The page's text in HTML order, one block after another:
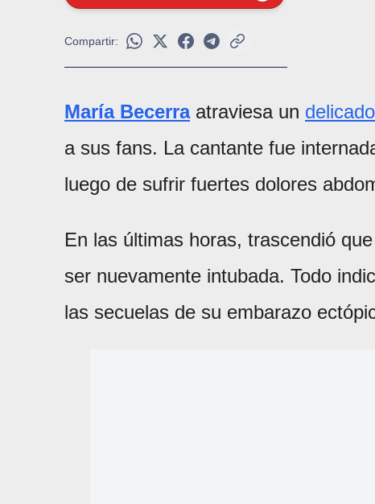
Compartir:
María Becerraatraviesa un
a sus fans. La cantante fue
luego de sufrir fuertes dolores
En las últimas horas, trascendió
ser nuevamente intubada. Todo
las secuelas de su embarazo